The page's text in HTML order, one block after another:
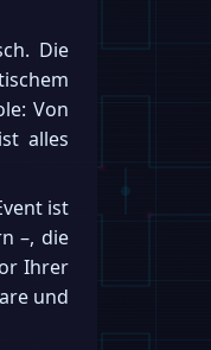
Die
Von
alles
ist
–, die
Ihrer
und